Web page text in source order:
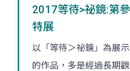
2017等待>祕鏡:第
特展
以「等待＞祕鏡」為展
的作品，多是經過長期